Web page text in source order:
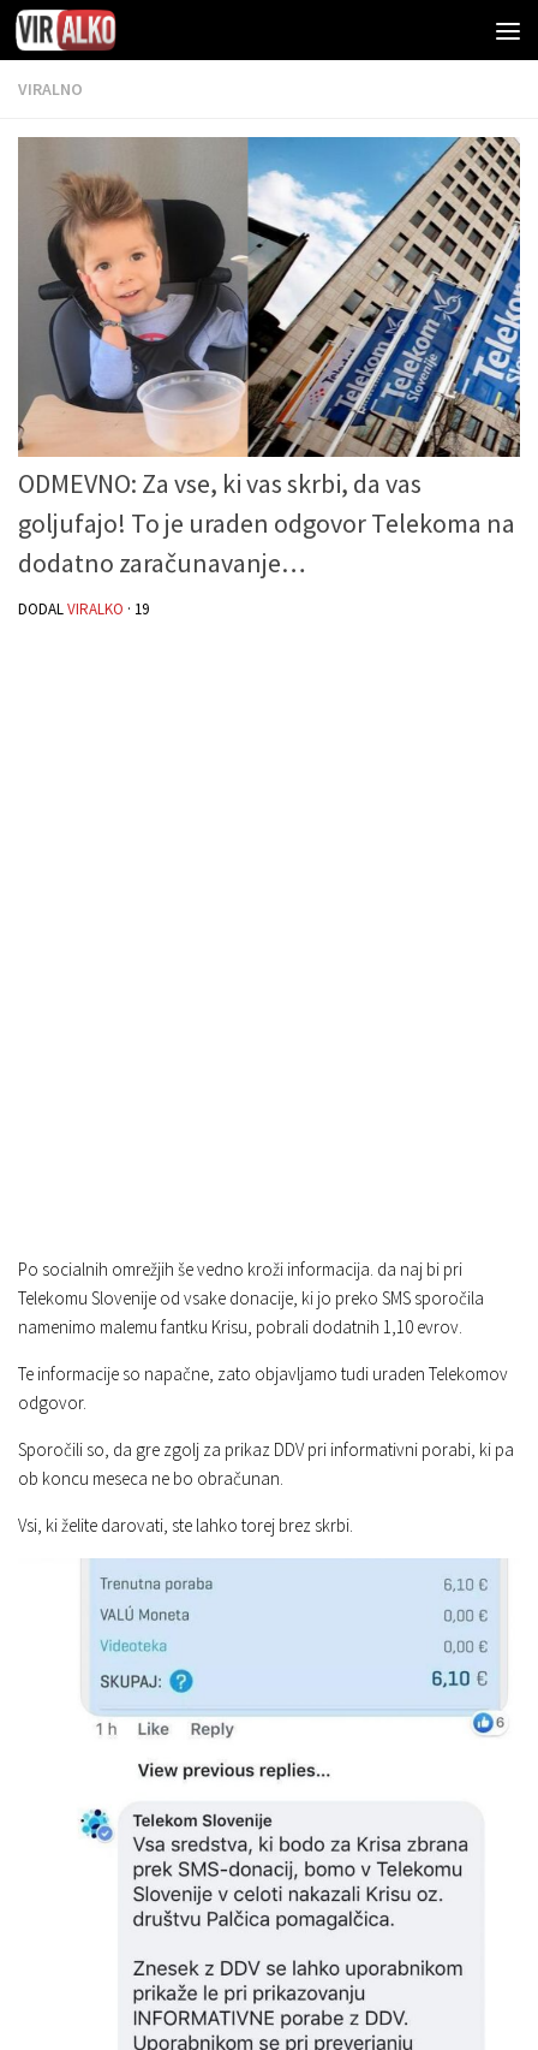
VIRALNO
ODMEVNO: Za vse, ki vas skrbi, da vas
goljufajo! To je uraden odgovor Telekoma na
dodatno zaračunavanje…
DODALVIRALKO · 19
Po socialnih omrežjih še vedno kroži informacija. da naj bi pri
Telekomu Slovenije od vsake donacije, ki jo preko SMS sporočila
namenimo malemu fantku Krisu, pobrali dodatnih 1,10 evrov.
Te informacije so napačne, zato objavljamo tudi uraden Telekomov
odgovor.
Sporočili so, da gre zgolj za prikaz DDV pri informativni porabi, ki pa
ob koncu meseca ne bo obračunan.
Vsi, ki želite darovati, ste lahko torej brez skrbi.